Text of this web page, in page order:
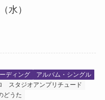
水）
ディング
アルバム・シングル
スタジオアンプリチュード
どうた